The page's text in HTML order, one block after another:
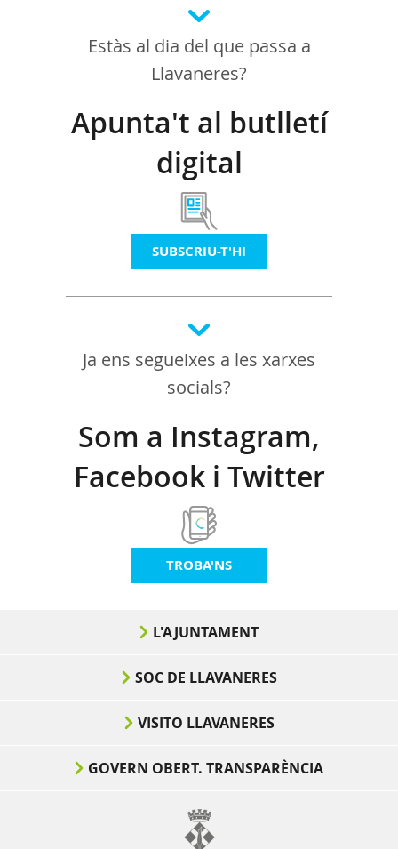
Estàs al dia del que passa a
Llavaneres?
Apunta't al butlletí
digital
SUBSCRIU-T'HI
Ja ens segueixes a les xarxes
socials?
Som a Instagram,
Facebook i Twitter
TROBA'NS
L'AJUNTAMENT
SOC DE LLAVANERES
VISITO LLAVANERES
GOVERN OBERT. TRANSPARÈNCIA